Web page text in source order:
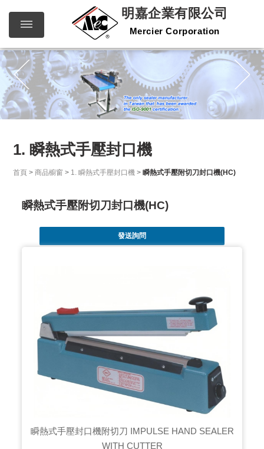
明嘉企
業有限
公司
Mercier
繁體中文 English
1. 瞬熱式手壓封口機
首頁 >商品櫥窗 > 1. 瞬熱式手壓封口機 >瞬熱式手壓附切刀封口機(HC)
瞬熱式手壓附切刀封口機(HC)
發送詢問
瞬熱式手壓封口機附切刀 IMPULSE HAND SEALER
WITH CUTTER
明嘉企業有限公司
Mercier Corporation